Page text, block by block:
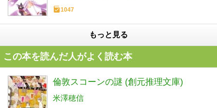
1047
もっと見る
この本を読んだ人がよく読む本
倫敦スコーンの謎 (創元推理文庫)
米澤穂信